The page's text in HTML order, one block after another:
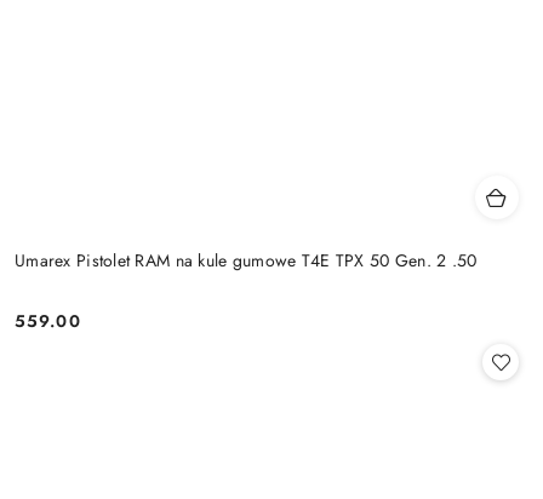
Umarex Pistolet RAM na kule gumowe T4E TPX 50 Gen. 2 .50
Cena:
559.00